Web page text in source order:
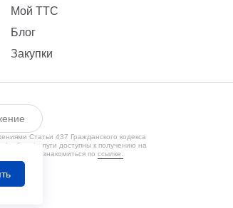
Мой ТТС
Блог
Закупки
Статьи 437 Гражданского кодекса
работы/услуги доступны к получению на
можете ознакомиться по ссылке.